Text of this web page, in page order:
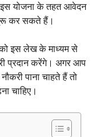
इस योजना के तहत आवेदन
कर सकते हैं।
इस लेख के माध्यम से
प्रदान करेंगे। अगर आप
पाना चाहते हैं तो
चाहिए।